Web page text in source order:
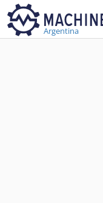
Argentina